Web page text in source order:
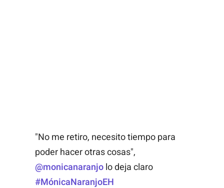
"No me retiro, necesito tiempo para
poder hacer otras cosas",
@monicanaranjo lo deja claro
#MónicaNaranjoEH